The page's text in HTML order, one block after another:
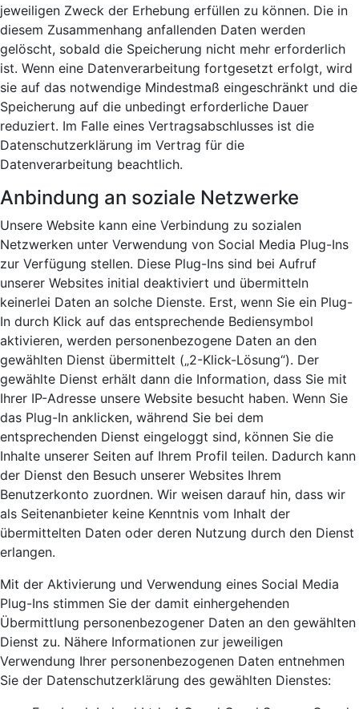
jeweiligen Zweck der Erhebung erfüllen zu können. Die in
diesem Zusammenhang anfallenden Daten werden
gelöscht, sobald die Speicherung nicht mehr erforderlich
ist. Wenn eine Datenverarbeitung fortgesetzt erfolgt, wird
sie auf das notwendige Mindestmaß eingeschränkt und die
Speicherung auf die unbedingt erforderliche Dauer
reduziert. Im Falle eines Vertragsabschlusses ist die
Datenschutzerklärung im Vertrag für die
Datenverarbeitung beachtlich.
Anbindung an soziale Netzwerke
Unsere Website kann eine Verbindung zu sozialen
Netzwerken unter Verwendung von Social Media Plug-Ins
zur Verfügung stellen. Diese Plug-Ins sind bei Aufruf
unserer Websites initial deaktiviert und übermitteln
keinerlei Daten an solche Dienste. Erst, wenn Sie ein Plug-
In durch Klick auf das entsprechende Bediensymbol
aktivieren, werden personenbezogene Daten an den
gewählten Dienst übermittelt („2-Klick-Lösung“). Der
gewählte Dienst erhält dann die Information, dass Sie mit
Ihrer IP-Adresse unsere Website besucht haben. Wenn Sie
das Plug-In anklicken, während Sie bei dem
entsprechenden Dienst eingeloggt sind, können Sie die
Inhalte unserer Seiten auf Ihrem Profil teilen. Dadurch kann
der Dienst den Besuch unserer Websites Ihrem
Benutzerkonto zuordnen. Wir weisen darauf hin, dass wir
als Seitenanbieter keine Kenntnis vom Inhalt der
übermittelten Daten oder deren Nutzung durch den Dienst
erlangen.
Mit der Aktivierung und Verwendung eines Social Media
Plug-Ins stimmen Sie der damit einhergehenden
Übermittlung personenbezogener Daten an den gewählten
Dienst zu. Nähere Informationen zur jeweiligen
Verwendung Ihrer personenbezogenen Daten entnehmen
Sie der Datenschutzerklärung des gewählten Dienstes: